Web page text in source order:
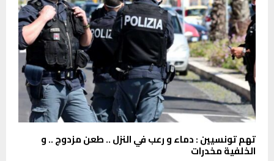
تهم تونسيين : دماء و رعب في النزل .. طعن مزدوج .. و
الخلفية مخدرات